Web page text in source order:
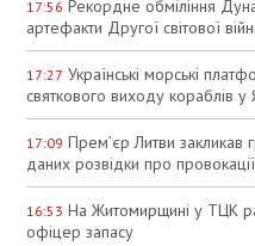
17:56 Рекордне обміління
артефакти Другої світової
17:27 Українські морські
святкового виходу кораблів у
17:09 Прем’єр Литви закликав
даних розвідки про
16:53 На Житомирщині у ТЦК
офіцер запасу